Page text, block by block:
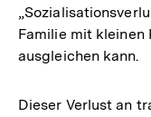
Auflösung
der
Fußnote
Familie mit kleinen
ausgleichen kann.
Dieser Verlust an